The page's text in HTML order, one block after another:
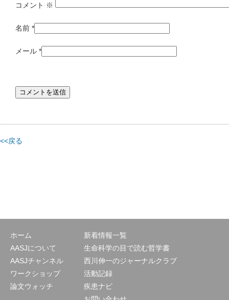
コメント ※
名前 *
メール *
<<戻る
ホーム
AASJについて
AASJチャンネル
ワークショップ
論文ウォッチ
新着情報一覧
生命科学の目で読む哲学書
西川伸一のジャーナルクラブ
活動記録
疾患ナビ